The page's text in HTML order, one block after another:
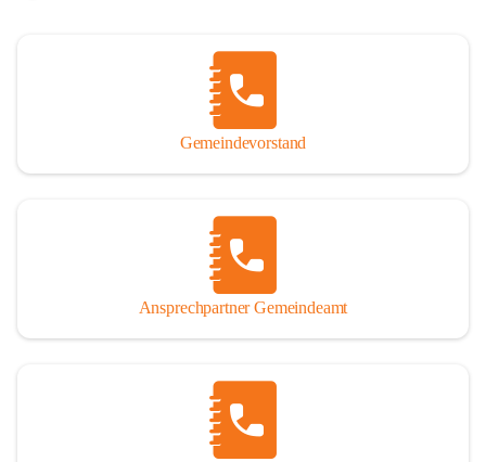
Gemeindevorstand
Ansprechpartner Gemeindeamt